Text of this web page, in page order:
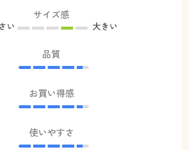
サイズ感
い 大きい
品質
お買い得感
使いやすさ